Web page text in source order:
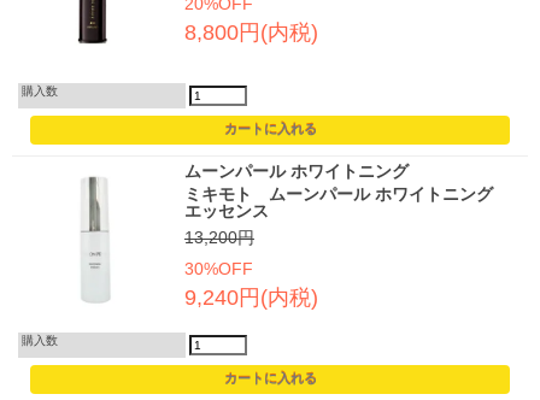
8,800円(内税)
購入数
ムーンパール ホワイトニング
ミキモト ムーンパール ホワイトニング
エッセンス
13,200円
30%OFF
9,240円(内税)
購入数